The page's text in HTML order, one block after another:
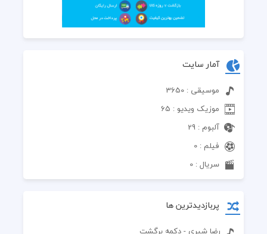
آمار سایت
موسیقی : 3650
موزیک ویدیو : 65
آلبوم : 29
فیلم : 0
سریال : 0
پربازدیدترین ها
رضا شیری - دکمه برگشت